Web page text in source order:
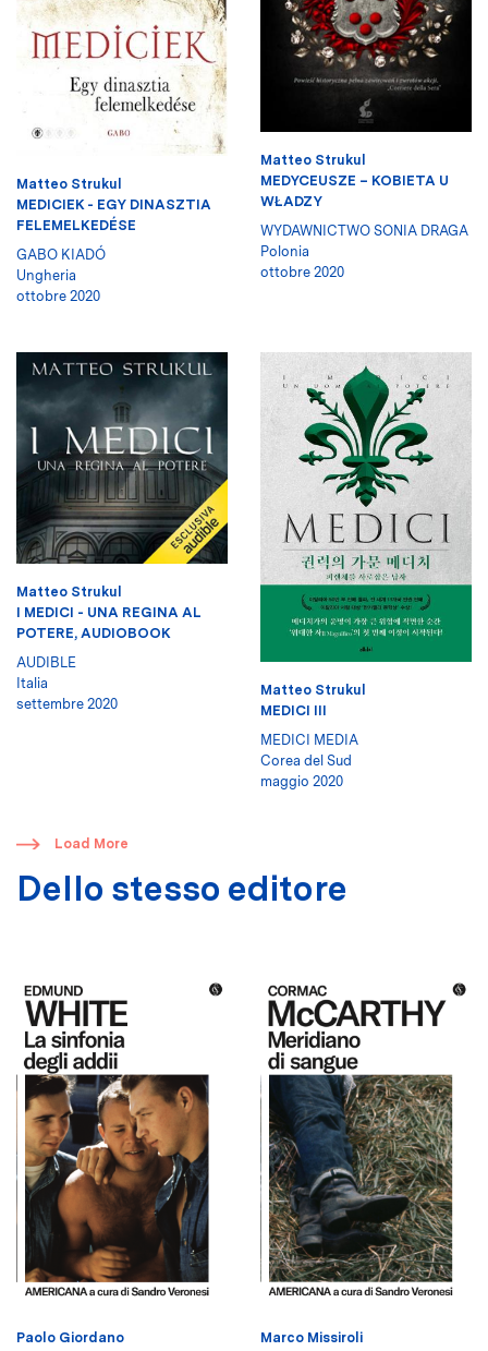
Matteo Strukul
MEDICIEK - EGY DINASZTIA
FELEMELKEDÉSE
GABO KIADÓ
Ungheria
ottobre 2020
Matteo Strukul
MEDYCEUSZE – KOBIETA U
WŁADZY
WYDAWNICTWO SONIA DRAGA
Polonia
ottobre 2020
Matteo Strukul
I MEDICI - UNA REGINA AL
POTERE, AUDIOBOOK
AUDIBLE
Italia
settembre 2020
Matteo Strukul
MEDICI III
MEDICI MEDIA
Corea del Sud
maggio 2020
​ Load More
Dello stesso editore
Paolo Giordano
Marco Missiroli